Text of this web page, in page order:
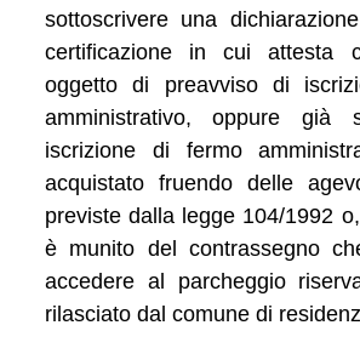
sottoscrivere una
certificazione in cui attesta
oggetto di preavviso di
amministrativo, oppure già
iscrizione di fermo
acquistato fruendo delle
previste dalla legge 104/1992
è munito del contrassegno
accedere al parcheggio
rilasciato dal comune di